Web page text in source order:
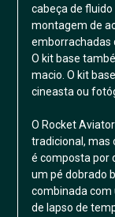
cabeça de
montagem de
emborrachadas
O kit base
macio. O kit
cineasta ou
O Rocket
tradicional, mas
é composta por
um pé dobrado
combinada com
de lapso de